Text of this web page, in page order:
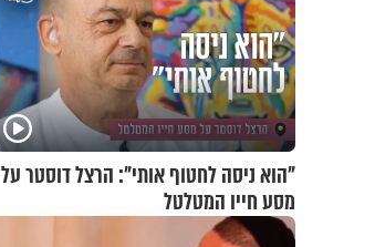
"הוא ניסה לחטוף אותי": הרצל דוסטר על
מסע חייו המטלטל